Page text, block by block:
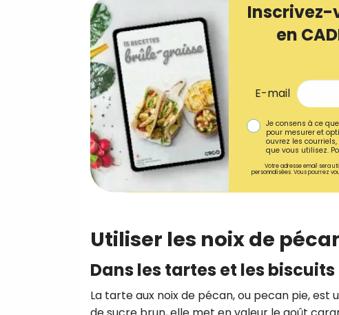
Inscrivez-
en
E-mail
Je consens à ce
pour mesurer et
ouvrez les
que vous utilisez.
Votre adresse email sera
personnalisées. Vous pourrez
Utiliser les noix de
Dans les tartes et les biscuits
La tarte aux noix de pécan, ou pecan pie, est